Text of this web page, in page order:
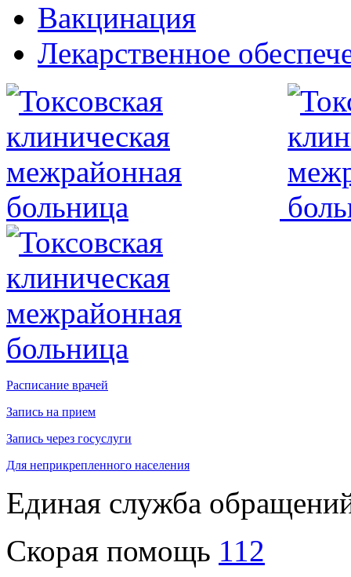
Вакцинация
Лекарственное
Расписание врачей
Запись на прием
Запись через госуслуги
Для неприкрепленного населения
Единая служба
Скорая помощь 112